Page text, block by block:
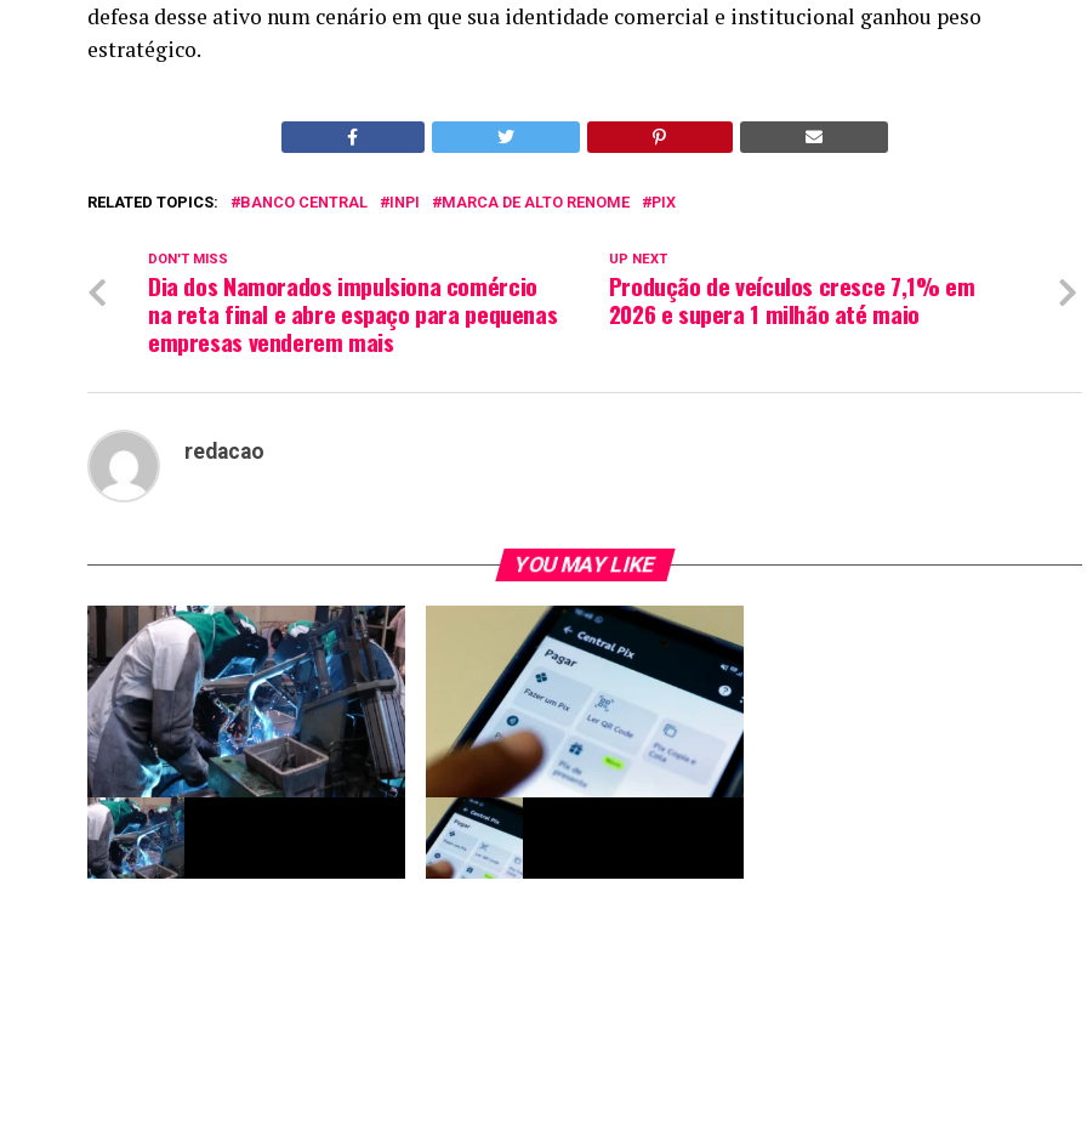
defesa desse ativo num cenário em que sua identidade comercial e institucional ganhou peso
estratégico.
RELATED TOPICS: BANCO CENTRAL INPI MARCA DE ALTO RENOME PIX
UP NEXT
Produção de veículos cresce 7,1% em
2026 e supera 1 milhão até maio
DON'T MISS
Dia dos Namorados impulsiona comércio
na reta final e abre espaço para pequenas
empresas venderem mais
redacao
YOU MAY LIKE